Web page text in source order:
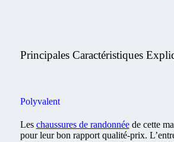
Principales Caractéristiques
Polyvalent
Les chaussures de randonnéede cette
pour leur bon rapport qualité-prix.